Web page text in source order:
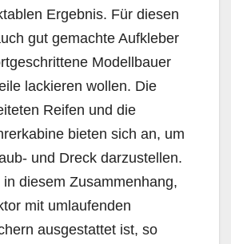
Ergebnis. Für diesen
gut gemachte Aufkleber
Modellbauer
lackieren wollen. Die
Reifen und die
bieten sich an, um
und Dreck darzustellen.
diesem Zusammenhang,
mit umlaufenden
ausgestattet ist, so